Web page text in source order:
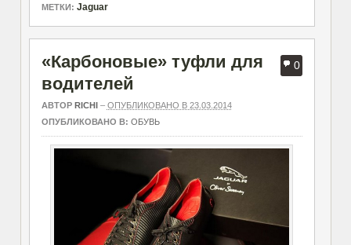
МЕТКИ: Jaguar
0
«Карбоновые» туфли для
водителей
АВТОР RICHI – ОПУБЛИКОВАНО В 23.03.2014
ОПУБЛИКОВАНО В: ОБУВЬ